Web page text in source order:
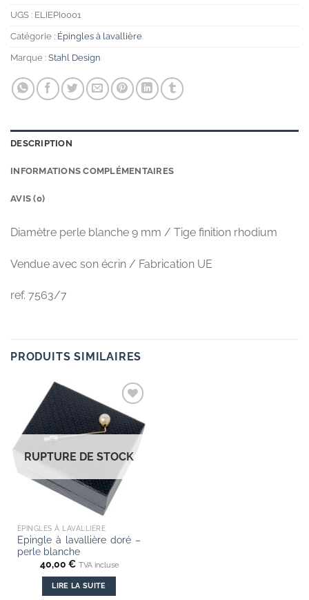
UGS : ELIEPI0001
Catégorie : Épingles à lavallière
Marque : Stahl Design
DESCRIPTION
INFORMATIONS COMPLÉMENTAIRES
AVIS (0)
Diamètre perle blanche 9 mm / Tige finition rhodium
Vendue avec son écrin / Fabrication UE
ref. 7563/7
PRODUITS SIMILAIRES
RUPTURE DE STOCK
ÉPINGLES À LAVALLIÈRE
Epingle à lavallière doré –
perle blanche
40,00 € TVA incluse
LIRE LA SUITE